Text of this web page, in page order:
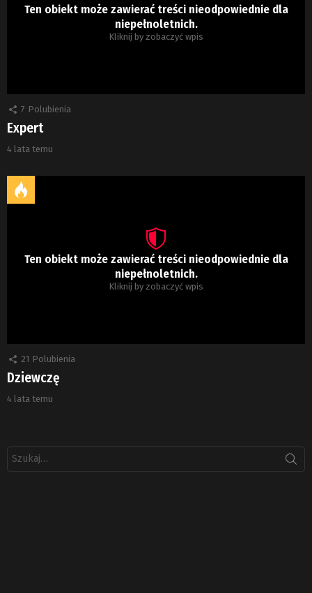
Ten obiekt może zawierać treści nieodpowiednie dla
niepełnoletnich.
Kliknij by zobaczyć wpis
7 Polubienia
Expert
4 lata temu
Ten obiekt może zawierać treści nieodpowiednie dla
niepełnoletnich.
Kliknij by zobaczyć wpis
21 Polubienia
Dziewczę
4 lata temu